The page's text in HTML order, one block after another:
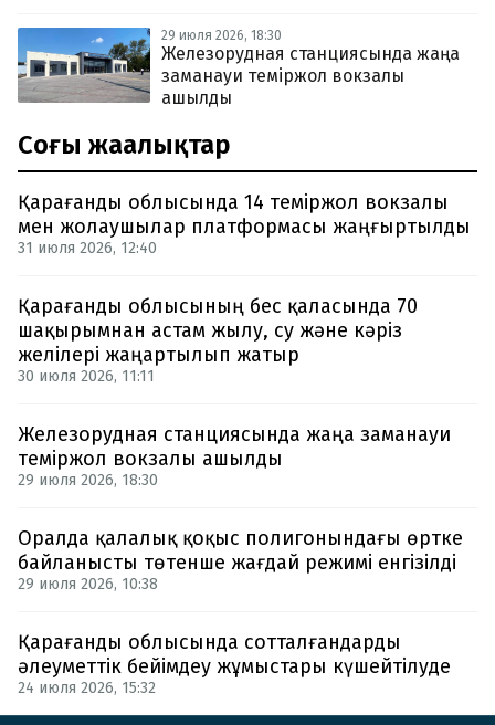
29 июля 2026, 18:30
Железорудная станциясында жаңа
заманауи теміржол вокзалы
ашылды
Соңғы жаңалықтар
Қарағанды облысында 14 теміржол вокзалы
мен жолаушылар платформасы жаңғыртылды
31 июля 2026, 12:40
Қарағанды облысының бес қаласында 70
шақырымнан астам жылу, су және кәріз
желілері жаңартылып жатыр
30 июля 2026, 11:11
Железорудная станциясында жаңа заманауи
теміржол вокзалы ашылды
29 июля 2026, 18:30
Оралда қалалық қоқыс полигонындағы өртке
байланысты төтенше жағдай режимі енгізілді
29 июля 2026, 10:38
Қарағанды облысында сотталғандарды
әлеуметтік бейімдеу жұмыстары күшейтілуде
24 июля 2026, 15:32